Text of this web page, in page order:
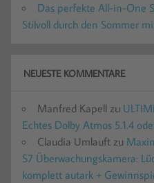
Das perfekte All-in-One
Stilvoll durch den Sommer
NEUESTE KOMMENTARE
Manfred Kapell zu
Echtes Dolby Atmos 5.1.4
Claudia Umlauft zu
S7 Überwachungskamera:
komplett autark +